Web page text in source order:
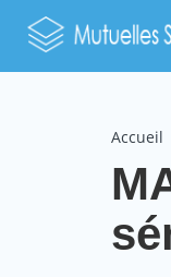
Accueil